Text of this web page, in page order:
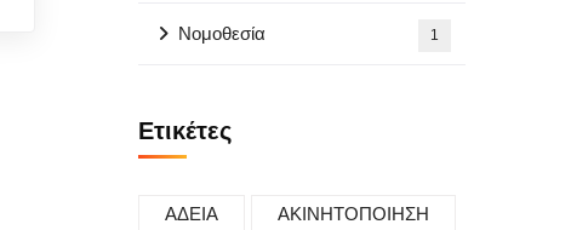
Νομοθεσία 1
Ετικέτες
ΑΔΕΙΑ ΑΚΙΝΗΤΟΠΟΙΗΣΗ